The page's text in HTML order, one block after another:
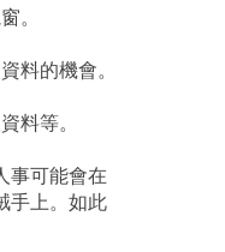
。
料的機會。
料等。
事可能會在
手上。如此